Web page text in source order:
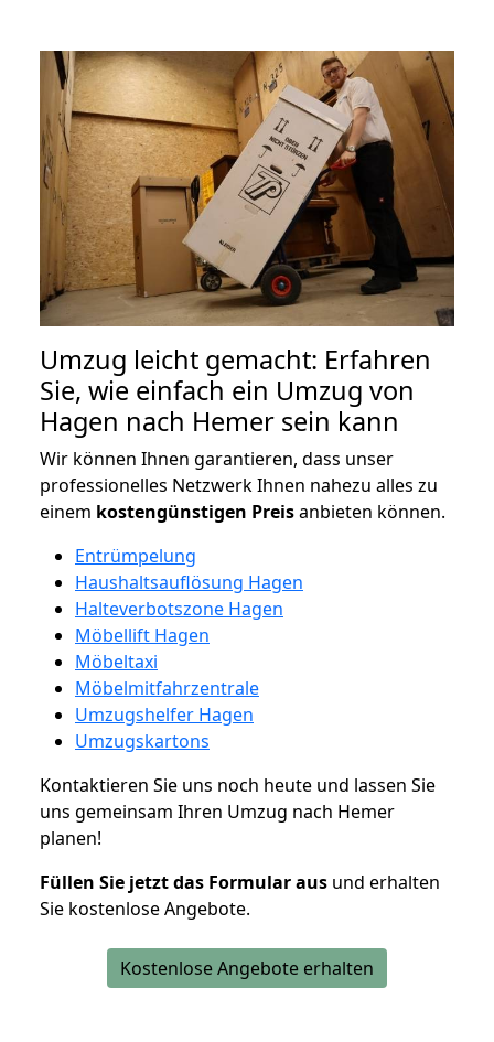
Umzug leicht gemacht: Erfahren
Sie, wie einfach ein Umzug von
Hagen nach Hemer sein kann
Wir können Ihnen garantieren, dass unser
professionelles Netzwerk Ihnen nahezu alles zu
einem kostengünstigen Preisanbieten können.
Entrümpelung
Haushaltsauflösung Hagen
Halteverbotszone Hagen
Möbellift Hagen
Möbeltaxi
Möbelmitfahrzentrale
Umzugshelfer Hagen
Umzugskartons
Kontaktieren Sie uns noch heute und lassen Sie
uns gemeinsam Ihren Umzug nach Hemer
planen!
Füllen Sie jetzt das Formular aus und erhalten
Sie kostenlose Angebote.
Kostenlose Angebote erhalten